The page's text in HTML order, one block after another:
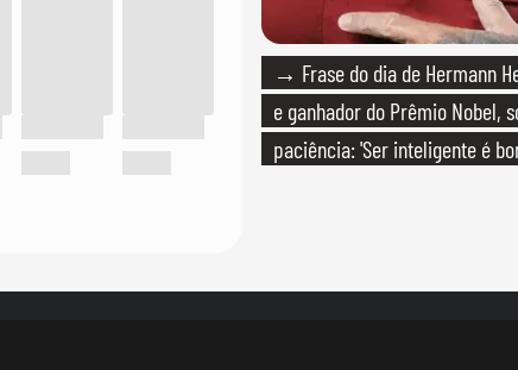
→ Frase do dia de Hermann
e ganhador do Prêmio Nobel,
paciência: 'Ser inteligente é